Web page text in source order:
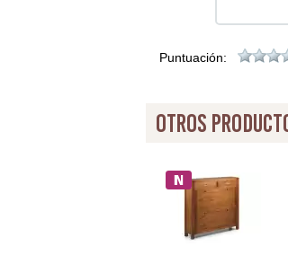
Puntuación:
otros